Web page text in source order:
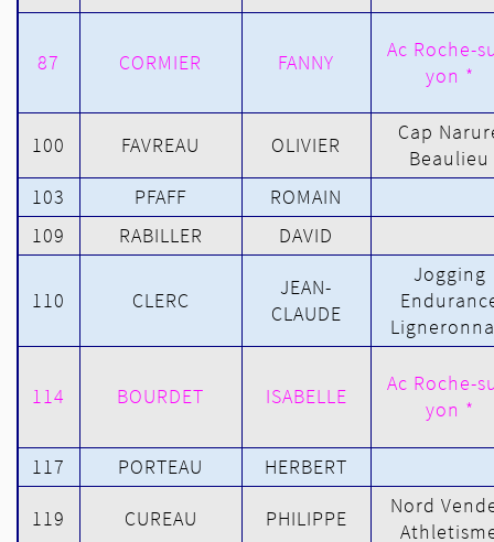
87 CORMIER FANNY
Ac Roche-
yon *
100 FAVREAU OLIVIER
Cap
Beaulieu
103
PFAFF
ROMAIN
109
RABILLER DAVID
110 CLERC
JEAN-
CLAUDE
Jogging
114 BOURDET ISABELLE
Ac Roche-
yon *
117 PORTEAU HERBERT
119 CUREAU PHILIPPE
Nord